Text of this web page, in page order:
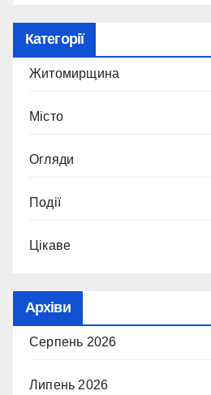
Категорії
Житомирщина
Місто
Огляди
Події
Цікаве
Архіви
Серпень 2026
Липень 2026